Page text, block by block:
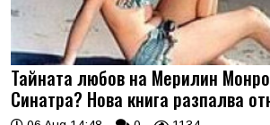
Тайната любов на Мерилин
Синатра? Нова книга разпалва